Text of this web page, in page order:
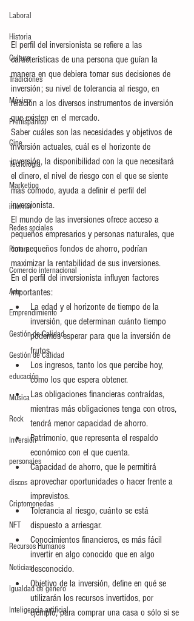
Laboral
Historia
Cultura
Tradiciones
México
Prehispánico
Cine
Tecnología
Marketing
internet
Redes sociales
Pintura
Comercio internacional
Arte
Emprendimiento
Gestión de Calidad
Gestión de Calidad
educación
Música
Rock
Inversión
personajes
discos
Criptomonedas
NFT
Recursos Humanos
Noticias
Igualdad de género
Inteligencia artificial
El perfil del inversionista se refiere a las
características de una persona que guían la
manera en que debiera tomar sus decisiones de
inversión; su nivel de tolerancia al riesgo, en
relación a los diversos instrumentos de inversión
que existen en el mercado.
Saber cuáles son las necesidades y objetivos de
inversión actuales, cuál es el horizonte de
inversión, la disponibilidad con la que necesitará
el dinero, el nivel de riesgo con el que se siente
más cómodo, ayuda a definir el perfil del
inversionista.
El mundo de las inversiones ofrece acceso a
pequeños empresarios y personas naturales, que
con pequeños fondos de ahorro, podrían
maximizar la rentabilidad de sus inversiones.
En el perfil del inversionista influyen factores
importantes:
La edad y el horizonte de tiempo de la
inversión, que determinan cuánto tiempo
podemos esperar para que la inversión de
frutos.
Los ingresos, tanto los que percibe hoy,
como los que espera obtener.
Las obligaciones financieras contraídas,
mientras más obligaciones tenga con otros,
tendrá menor capacidad de ahorro.
Patrimonio, que representa el respaldo
económico con el que cuenta.
Capacidad de ahorro, que le permitirá
aprovechar oportunidades o hacer frente a
imprevistos.
Tolerancia al riesgo, cuánto se está
dispuesto a arriesgar.
Conocimientos financieros, es más fácil
invertir en algo conocido que en algo
desconocido.
Objetivo de la inversión, define en qué se
utilizarán los recursos invertidos, por
ejemplo, para comprar una casa o sólo si se